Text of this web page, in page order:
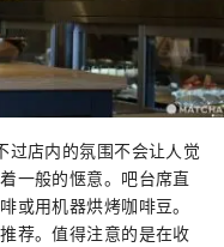
过店内的氛围不会让人觉
一般的惬意。吧台席直
或用机器烘烤咖啡豆。
荐。值得注意的是在收